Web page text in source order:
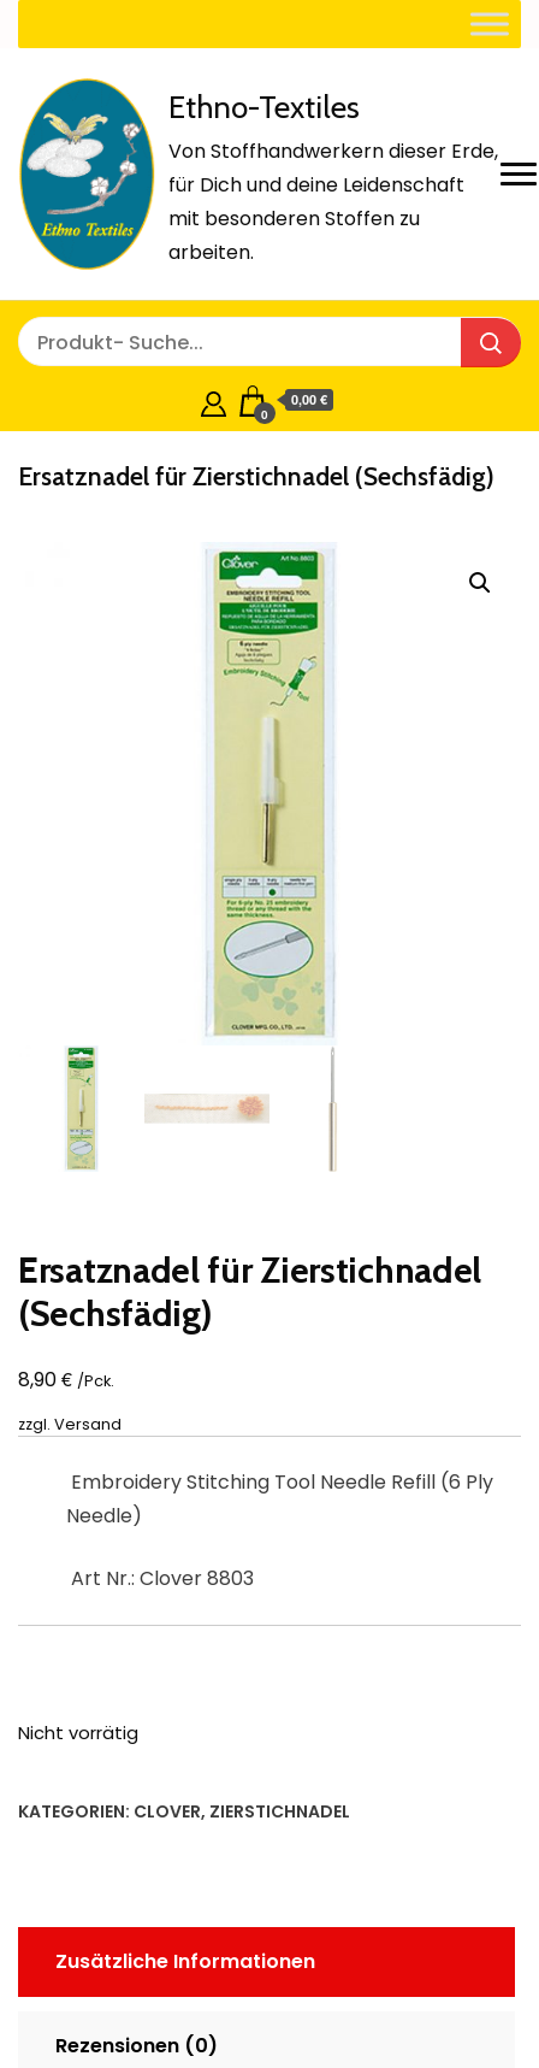
Ethno-Textiles
Von Stoffhandwerkern dieser Erde,
für Dich und deine Leidenschaft
mit besonderen Stoffen zu
arbeiten.
0
0,00 €
Ersatznadel für Zierstichnadel (Sechsfädig)
Ersatznadel für Zierstichnadel
(Sechsfädig)
8,90€ /Pck.
zzgl. Versand
Embroidery Stitching Tool Needle Refill (6 Ply
Needle)
Art Nr.: Clover8803
Nicht vorrätig
KATEGORIEN: CLOVER, ZIERSTICHNADEL
Zusätzliche Informationen
Rezensionen (0)